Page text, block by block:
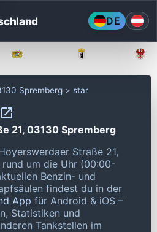
DE
Spremberg star
21, 03130 Spremberg
Straße 21,
um die Uhr (00:00-
Benzin- und
findest du in der
App für Android & iOS –
Statistiken und
Tankstellen im